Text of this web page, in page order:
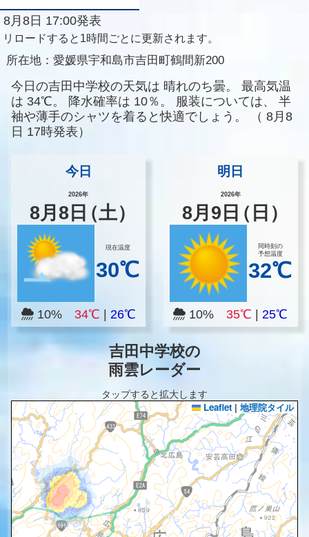
8月8日 17:00発表
リロードすると1時間ごとに更新されます。
所在地： 愛媛県宇和島市吉田町鶴間新200
今日の吉田中学校の天気は 晴れのち曇。
最高気温
は 34℃。 降水確率は 10％。 服装については、
半
袖や薄手のシャツを着ると快適でしょう。
（ 8月8
日 17時発表）
今日
2026年
8月8 日（土）
現在温度
30℃
10% 34℃ 26℃
明日
2026年
8月 9 日（日）
同時刻の
予想温度
32℃
10%35℃ |25℃
吉田中学校の
雨雲レーダー
タップすると拡大します
Leaflet | 地理院タイル